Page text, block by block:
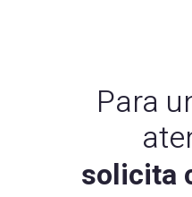
Para
solicita